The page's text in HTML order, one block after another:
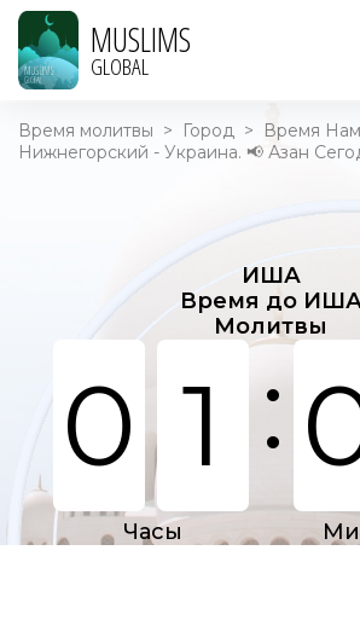
MUSLIMS
GLOBAL
Время молитвы > Город >
Время
Нижнегорский - Украина. 📢 Азан
ИША
Время до
Молитвы
0 1 :
Часы